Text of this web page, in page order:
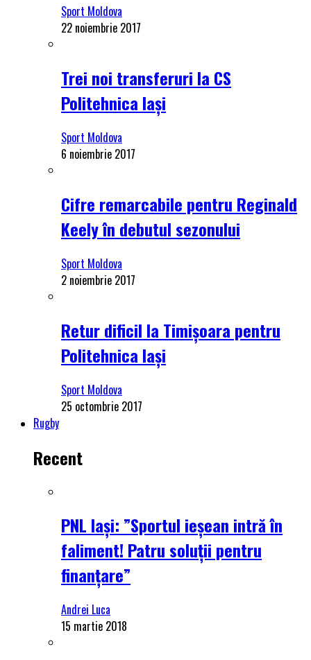
Sport Moldova
22 noiembrie 2017
Trei noi transferuri la CS
Politehnica Iași
Sport Moldova
6 noiembrie 2017
Cifre remarcabile pentru Reginald
Keely în debutul sezonului
Sport Moldova
2 noiembrie 2017
Retur dificil la Timișoara pentru
Politehnica Iași
Sport Moldova
25 octombrie 2017
Rugby
Recent
PNL Iași: ”Sportul ieșean intră în
faliment! Patru soluții pentru
finanțare”
Andrei Luca
15 martie 2018